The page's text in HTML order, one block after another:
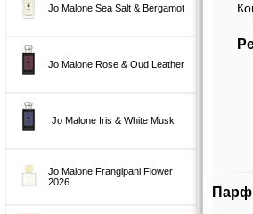
Jo Malone Sea Salt & Bergamot
Jo Malone Rose & Oud Leather
Jo Malone Iris & White Musk
Jo Malone Frangipani Flower
2026